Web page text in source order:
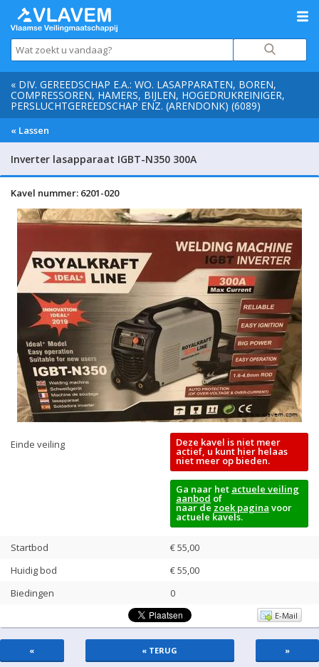
« DIV. GEREEDSCHAP E.A.: WO. LASAPPARATEN, BOREN,
COMPRESSOREN, HAMERS, BIJLEN, HOGEDRUKREINIGER,
PERSLUCHTGEREEDSCHAP ENZ. (ARENDONK) (6089)
« Lassen
Inverter lasapparaat IGBT-N350 300A
Kavel nummer: 6201-020
Einde veiling Deze kavel is niet meer
actief, u kunt hier helaas
niet meer op bieden.
Ga naar het actuele veiling
aanbod of
naar de zoek pagina voor
actuele kavels.
Startbod
€ 55,00
Huidig bod
€55,00
Biedingen
0
E-Mail
« « TERUG »